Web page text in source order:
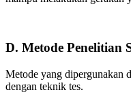
D. Metode Penelitian
Metode yang dipergunakan
dengan teknik tes.